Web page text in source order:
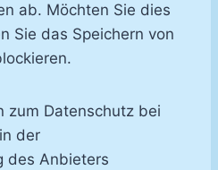
ab. Möchten Sie dies
Sie das Speichern von
zum Datenschutz bei
der
des Anbieters